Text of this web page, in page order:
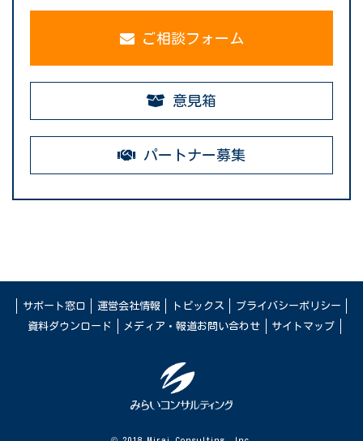
ご相談フォーム
意見箱
パートナー募集
サポート窓口 運営会社情報 トピックス
プライバシーポリシー
資料ダウンロード
メディア・報道お問い合わせ サイトマップ